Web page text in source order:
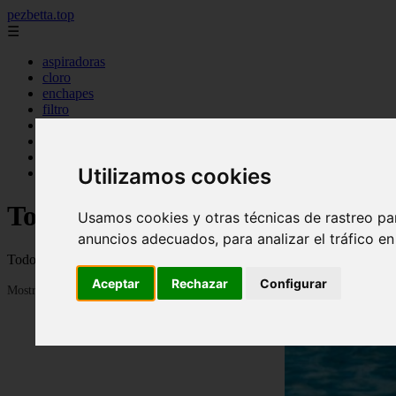
Utilizamos cookies
Usamos cookies y otras técnicas de rastreo
anuncios adecuados, para analizar el tráfico
Aceptar Rechazar Configurar
pezbetta.top
☰
aspiradoras
cloro
enchapes
filtro
piscinas
Todo sobre peces y sus
Todo sobre peces y sus Acuarios, Plantas, Accesorios, Trucos,
Mostrando 1 - 24 de 535 artículos